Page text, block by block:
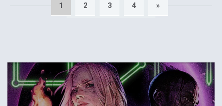
1 2 3 4 »